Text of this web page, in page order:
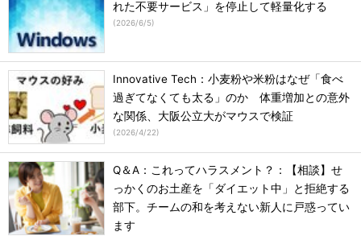
れた不要サービス」を停止して軽量化する
(2026/6/5)
Innovative Tech：小麦粉や米粉はなぜ「食べ
過ぎてなくても太る」のか 体重増加との意外
な関係、大阪公立大がマウスで検証
(2026/4/22)
Q＆A：これってハラスメント？：【相談】せ
っかくのお土産を「ダイエット中」と拒絶する
部下。チームの和を考えない新人に戸惑ってい
ます